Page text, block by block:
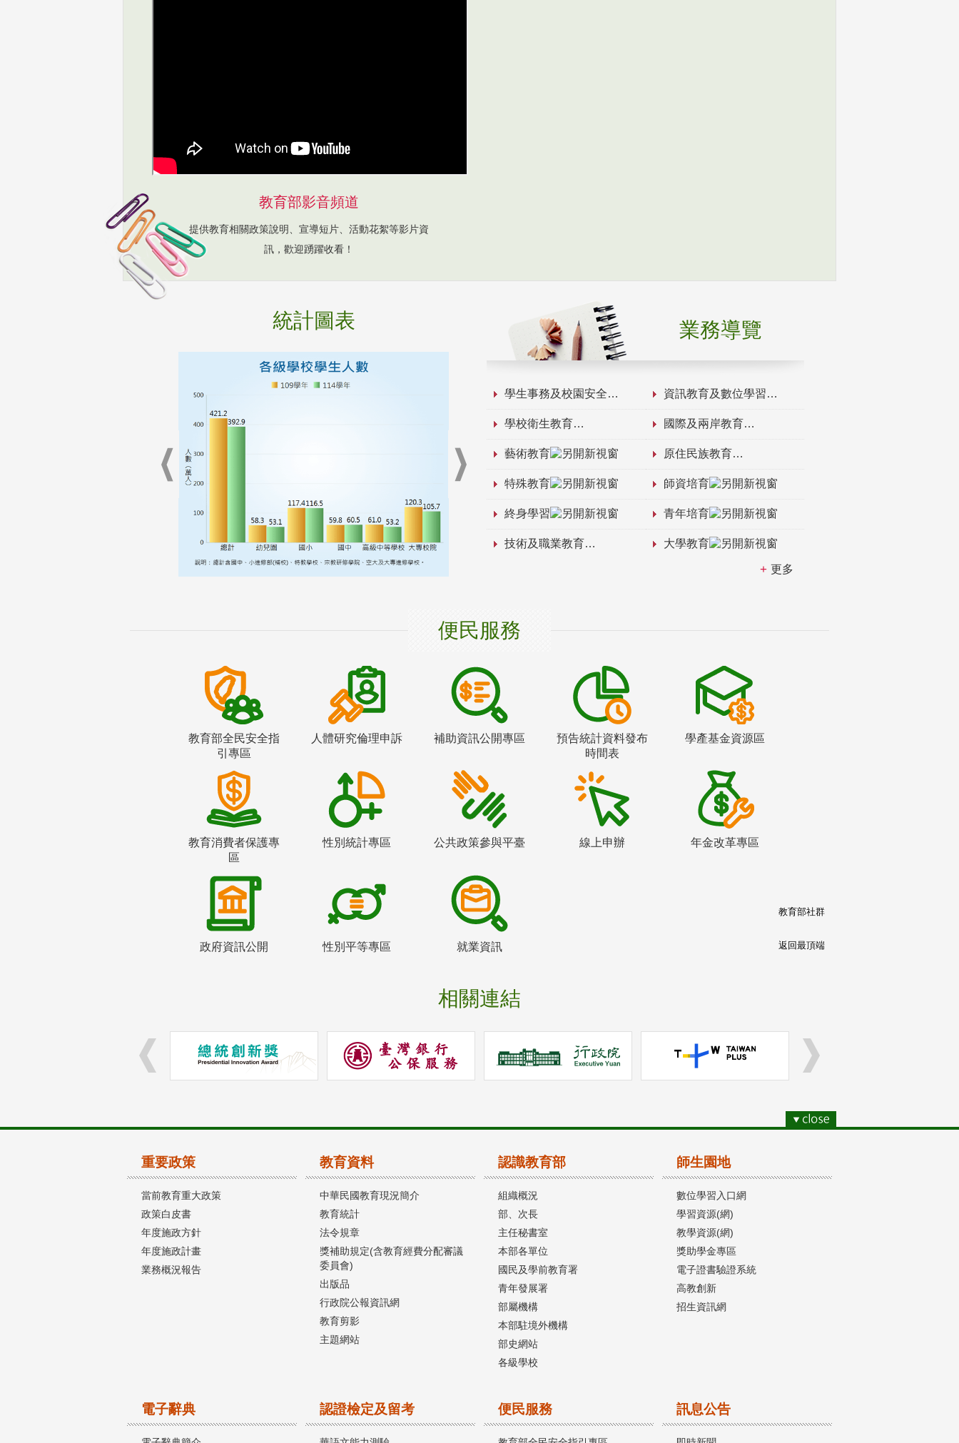
教育部影音頻道
提供教育相關政策說明、宣導短片、活動花絮等影片資
訊，歡迎踴躍收看！
統計圖表 業務導覽
學生事務及校園安全 資訊教育及數位學習
學校衛生教育 國際及兩岸教育
藝術教育 原住民族教育
特殊教育 師資培育
終身學習 青年培育
技術及職業教育 大學教育
更多
便民服務
教育部全民安全指
引專區
人體研究倫理申訴 補助資訊公開專區
預告統計資料發布
時間表
學產基金資源區
教育消費者保護專
區
性別統計專區 公共政策參與平臺 線上申辦 年金改革專區
政府資訊公開 性別平等專區 就業資訊
相關連結
教育部社群
返回最頂端
重要政策
當前教育重大政策
政策白皮書
年度施政方針
年度施政計畫
業務概況報告
教育資料
中華民國教育現況簡介
教育統計
法令規章
獎補助規定(含教育經費分配審議
委員會)
出版品
行政院公報資訊網
教育剪影
主題網站
認識教育部
組織概況
部、次長
主任秘書室
本部各單位
國民及學前教育署
青年發展署
部屬機構
本部駐境外機構
部史網站
各級學校
師生園地
數位學習入口網
學習資源(網)
教學資源(網)
獎助學金專區
電子證書驗證系統
高教創新
招生資訊網
電子辭典 認證檢定及留考 便民服務 訊息公告